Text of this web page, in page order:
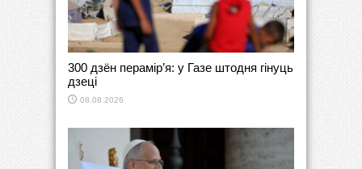
300 дзён перамір’я: у Газе штодня гінуць
дзеці
08.08.2026